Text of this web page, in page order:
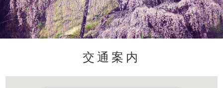
交通案内